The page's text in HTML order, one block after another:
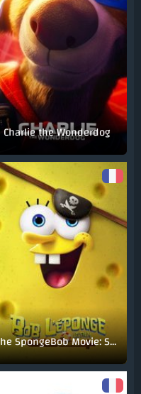
Charlie the Wonderdog
The SpongeBob Movie: Search for SquarePants